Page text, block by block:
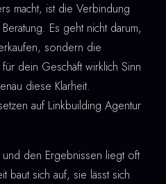
macht, ist die Verbindung
Es geht nicht darum,
sondern die
dein Geschäft wirklich Sinn
diese Klarheit.
auf Linkbuilding Agentur
den Ergebnissen liegt oft
baut sich auf, sie lässt sich